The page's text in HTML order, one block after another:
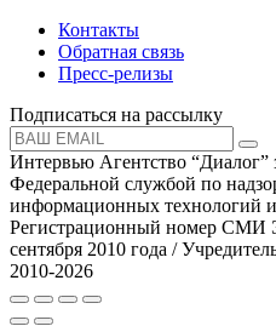
Контакты
Обратная связь
Пресс-релизы
Подписаться на рассылку
Интервью Агентство “Диалог”
Федеральной службой по
информационных технологий
Регистрационный номер
сентября 2010 года /
2010-2026